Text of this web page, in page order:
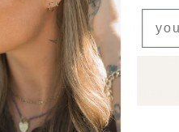
SHIPPING & RETURNS
Free shipping on orders
Orders under €150: €5.95 (NL
For a full overview of
Shipping & Returns